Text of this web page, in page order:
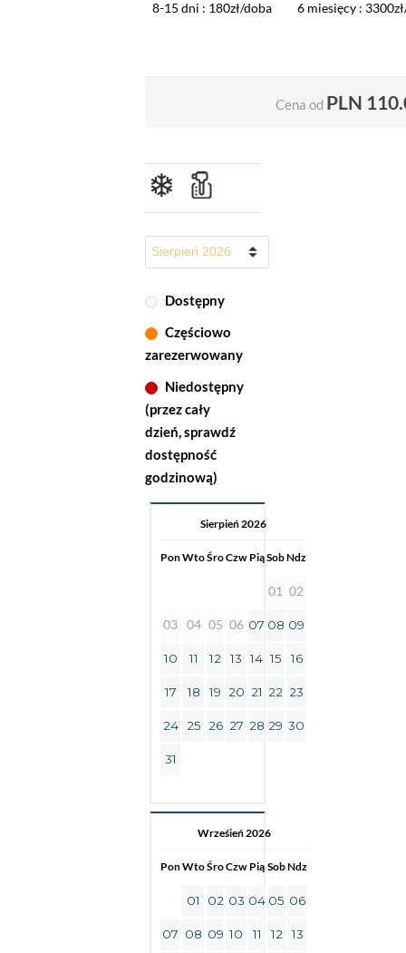
8-15 dni : 180zł/doba 6 miesięcy :
Cena od PLN
Dostępny
Częściowo
zarezerwowany
Niedostępny
(przez cały
dzień, sprawdź
dostępność
godzinową)
Sierpień 2026
PonWtoŚroCzw PiąSobNdz
01 02
03 04 05 06 07 08 09
10 11 12 13 14 15 16
17 18 19 20 21 22 23
24 25 26 27 28 29 30
31
Wrześień 2026
PonWtoŚroCzw Pią SobNdz
01 02 03 04 05 06
07 08 09 10 11 12 13